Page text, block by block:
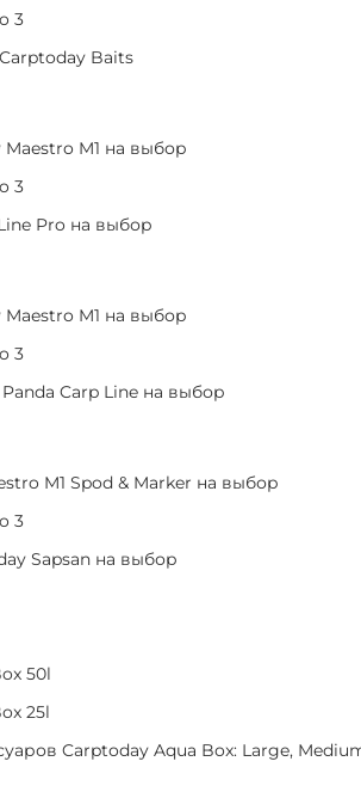
3
Baits
M1 на выбор
3
Pro на выбор
M1 на выбор
3
Carp Line на выбор
M1 Spod & Marker на выбор
3
Sapsan на выбор
50l
25l
Carptoday Aqua Box: Large,